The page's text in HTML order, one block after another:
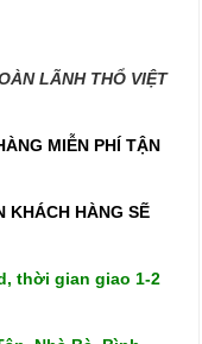
LÃNH THỔ VIỆT
MIỄN PHÍ TẬN
KHÁCH HÀNG SẼ
thời gian giao 1-2